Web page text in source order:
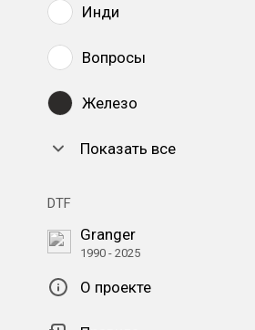
Инди
Вопросы
Железо
Показать все
DTF
Granger
1990 - 2025
О проекте